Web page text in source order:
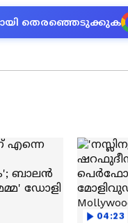
തെരഞ്ഞെടുക്കുക
04:23